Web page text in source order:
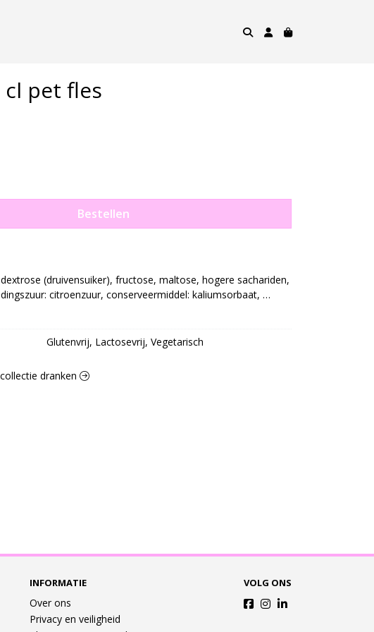
cl pet fles
Bestellen
(druivensuiker), fructose, maltose, hogere sachariden,
citroenzuur, conserveermiddel: kaliumsorbaat,
stabilisator: E445, kleurstof: beta-caroteen,
Glutenvrij, Lactosevrij, Vegetarisch
dranken
INFORMATIE
Over ons
Privacy en veiligheid
VOLG ONS